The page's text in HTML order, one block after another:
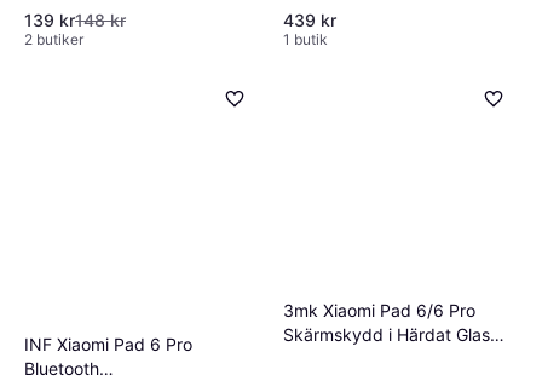
139 kr148 kr
2 butiker
Mist Blue
439 kr
1 butik
INF Xiaomi Pad 6 Pro
Bluetooth
3mk Xiaomi Pad 6/6 Pro
Skärmskydd i Härdat Glas